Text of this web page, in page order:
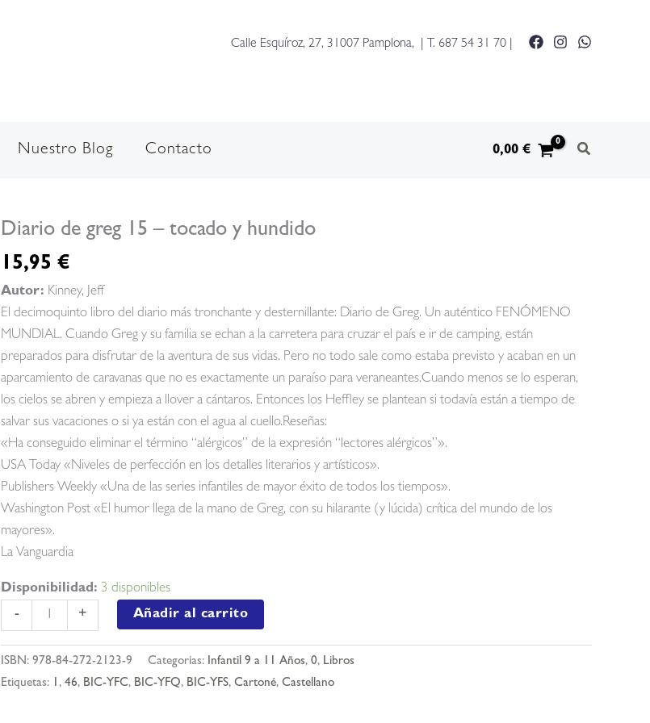
Calle Esquíroz, 27, 31007 Pamplona, | T. 687 54 31 70
Nuestro Blog Contacto 0,00€
Diario de greg 15 – tocado y hundido
15,95 €
Autor: Kinney, Jeff
El decimoquinto libro del diario más tronchante y desternillante: Diario de Greg. Un auténtico FENÓMENO
MUNDIAL. Cuando Greg y su familia se echan a la carretera para cruzar el país e ir de camping, están
preparados para disfrutar de la aventura de sus vidas. Pero no todo sale como estaba previsto y acaban en un
aparcamiento de caravanas que no es exactamente un paraíso para veraneantes.Cuando menos se lo esperan,
los cielos se abren y empieza a llover a cántaros. Entonces los Heffley se plantean si todavía están a tiempo de
salvar sus vacaciones o si ya están con el agua al cuello.Reseñas:
«Ha conseguido eliminar el término “alérgicos” de la expresión “lectores alérgicos”».
USA Today «Niveles de perfección en los detalles literarios y artísticos».
Publishers Weekly «Una de las series infantiles de mayor éxito de todos los tiempos».
Washington Post «El humor llega de la mano de Greg, con su hilarante (y lúcida) crítica del mundo de los
mayores».
La Vanguardia
Disponibilidad: 3 disponibles
-
de
greg
15
+ Añadir al carrito
ISBN: 978-84-272-2123-9 Categorías: Infantil 9 a 11 Años, 0, Libros
Etiquetas: 1 , 46, BIC-YFC, BIC-YFQ, BIC-YFS, Cartoné, Castellano
-